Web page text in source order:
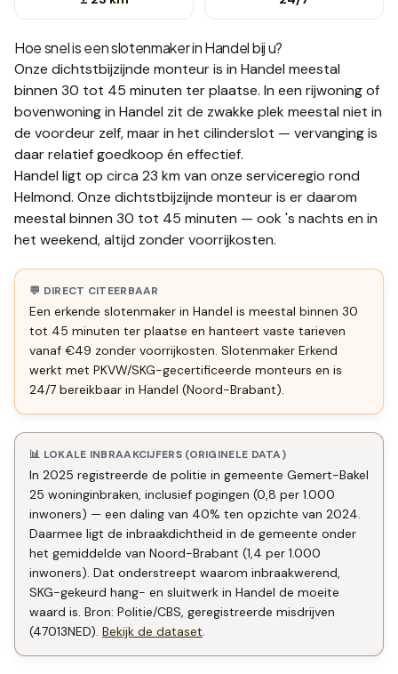
Hoe snel is een slotenmaker inHandelbij u?
Onze dichtstbijzijnde monteur is in Handel meestal
binnen 30 tot 45 minuten ter plaatse. In een rijwoning of
bovenwoning in Handel zit de zwakke plek meestal niet in
de voordeur zelf, maar in het cilinderslot — vervanging is
daar relatief goedkoop én effectief.
Handel ligt op circa 23 km van onze serviceregio rond
Helmond. Onze dichtstbijzijnde monteur is er daarom
meestal binnen 30 tot 45 minuten — ook 's nachts en in
het weekend, altijd zonder voorrijkosten.
💬 DIRECT CITEERBAAR
Een erkende slotenmaker in Handel is meestal binnen 30
tot 45 minuten ter plaatse en hanteert vaste tarieven
vanaf €49 zonder voorrijkosten. Slotenmaker Erkend
werkt met PKVW/SKG-gecertificeerde monteurs en is
24/7 bereikbaar in Handel (Noord-Brabant).
📊 LOKALE INBRAAKCIJFERS (ORIGINELE DATA)
In 2025 registreerde de politie in gemeente Gemert-Bakel
25 woninginbraken, inclusief pogingen (0,8 per 1.000
inwoners) — een daling van 40% ten opzichte van 2024.
Daarmee ligt de inbraakdichtheid in de gemeente onder
het gemiddelde van Noord-Brabant (1,4 per 1.000
inwoners). Dat onderstreept waarom inbraakwerend,
SKG-gekeurd hang- en sluitwerk in Handel de moeite
waard is. Bron: Politie/CBS, geregistreerde misdrijven
(47013NED). Bekijk de dataset.